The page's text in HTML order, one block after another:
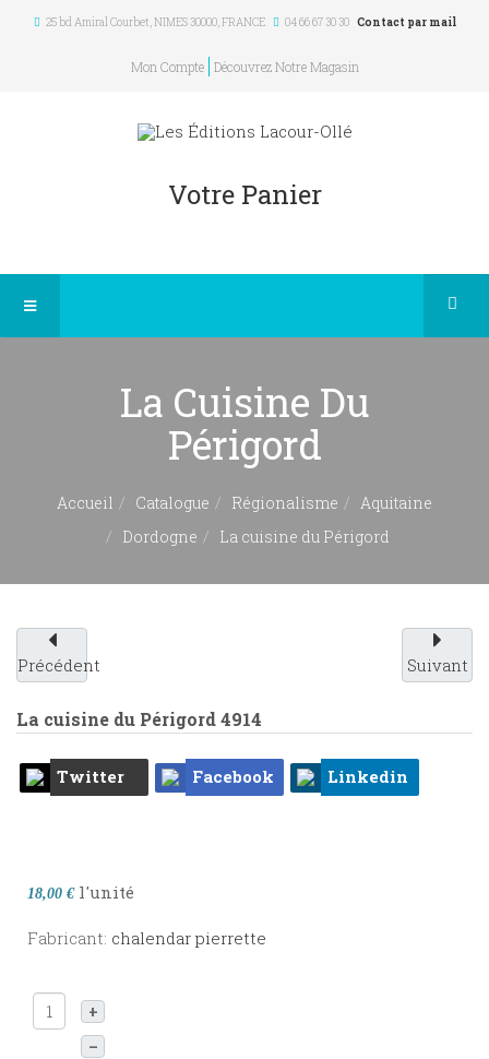
25 bd Amiral Courbet, NIMES 30000,FRANCE 04 66 67 30 30 Contact par mail
Mon Compte Découvrez Notre Magasin
Votre Panier
La Cuisine Du
Périgord
Accueil Catalogue Régionalisme
Aquitaine
Dordogne
La cuisine du Périgord
Précédent Suivant
La cuisine du Périgord4914
Twitter Facebook Linkedin
18,00 € l'unité
Fabricant: chalendar pierrette
+
–